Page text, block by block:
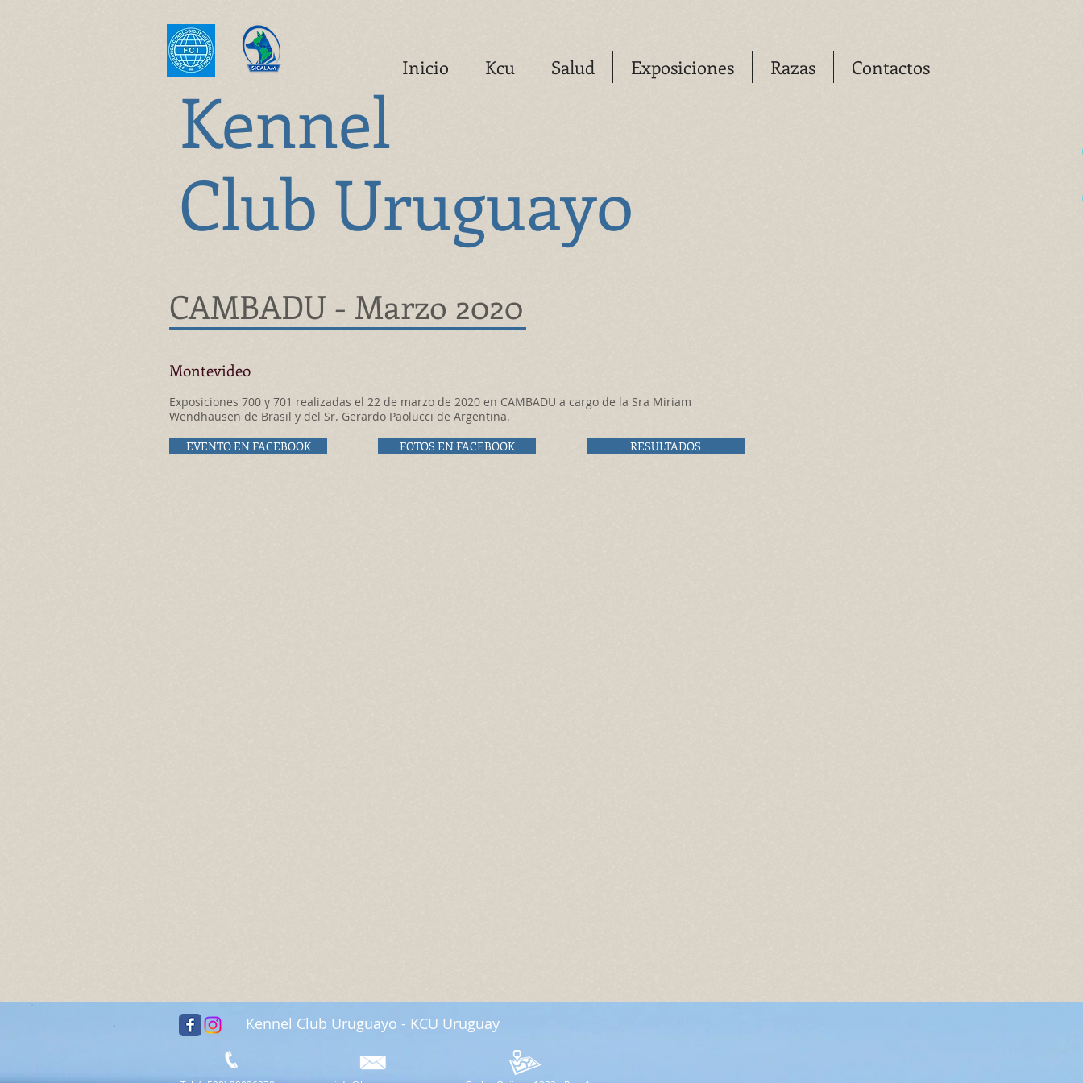
Inicio Kcu Salud Exposiciones Razas Contactos
Kennel
Club Uruguayo
CAMBADU - Marzo 2020
Montevideo
Exposiciones 700 y 701 realizadas el 22 de marzo de 2020 en CAMBADU a cargo de la Sra Miriam
Wendhausen de Brasil y del Sr. Gerardo Paolucci de Argentina.
EVENTO EN FACEBOOK
FOTOS EN FACEBOOK RESULTADOS
Kennel Club Uruguayo - KCU Uruguay